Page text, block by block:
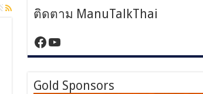
ติดตาม ManuTalkThai
https://
YouTube
Gold Sponsors